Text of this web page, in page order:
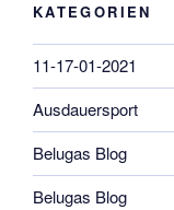
KATEGORIEN
11-17-01-2021
Ausdauersport
Belugas Blog
Belugas Blog